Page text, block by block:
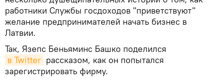
работники Службы госдоходов "приветствуют"
желание предпринимателей начать бизнес в
Латвии.
Так, Язепс Беньяминс Башко поделился
в Twitter рассказом, как он попытался
зарегистрировать фирму.